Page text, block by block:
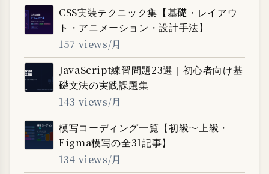
CSS実装テクニック集【基礎・レイアウ
ト・アニメーション・設計手法】
157 views/月
JavaScript練習問題23選｜初心者向け基
礎文法の実践課題集
143 views/月
模写コーディング一覧【初級〜上級・
Figma模写の全31記事】
134 views/月